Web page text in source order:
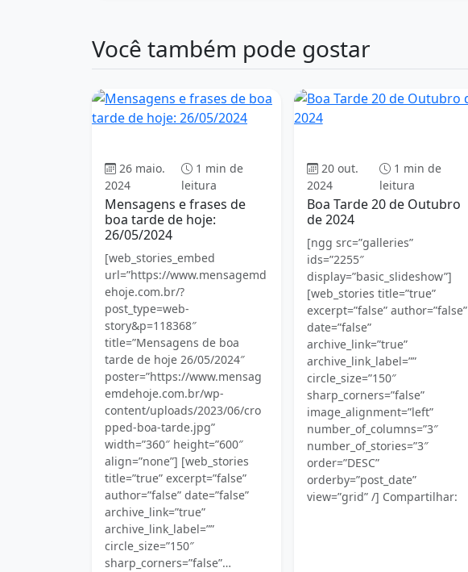
Você também pode gostar
26 maio.
2024
1 min de
leitura
Mensagens e frases de
boa tarde de hoje:
26/05/2024
[web_stories_embed
url=”https://www.mensagemd
ehoje.com.br/?
post_type=web-
story&p=118368″
title=”Mensagens de boa
tarde de hoje 26/05/2024″
poster=”https://www.mensag
emdehoje.com.br/wp-
content/uploads/2023/06/cro
pped-boa-tarde.jpg”
width=”360″ height=”600″
align=”none”] [web_stories
title=”true” excerpt=”false”
author=”false” date=”false”
archive_link=”true”
archive_link_label=””
circle_size=”150″
sharp_corners=”false”…
20 out.
2024
1 min de
leitura
Boa Tarde 20 de Outubro
de 2024
[ngg src=”galleries”
ids=”2255″
display=”basic_slideshow”]
[web_stories title=”true”
excerpt=”false” author=”false”
date=”false”
archive_link=”true”
archive_link_label=””
circle_size=”150″
sharp_corners=”false”
image_alignment=”left”
number_of_columns=”3″
number_of_stories=”3″
order=”DESC”
orderby=”post_date”
view=”grid” /] Compartilhar: